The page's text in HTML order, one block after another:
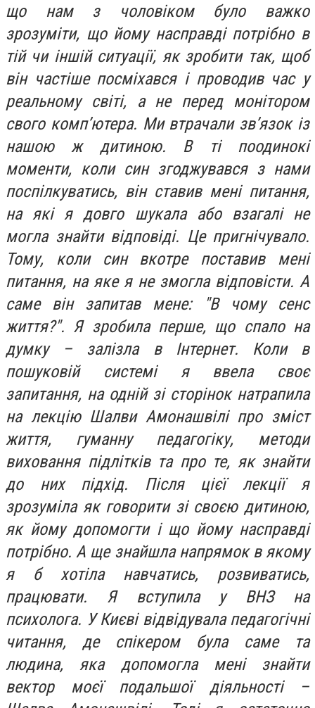
що нам з чоловіком було важко
зрозуміти, що йому насправді потрібно в
тій чи іншій ситуації, як зробити так, щоб
він частіше посміхався і проводив час у
реальному світі, а не перед монітором
свого комп’ютера. Ми втрачали зв’язок із
нашою ж дитиною. В ті поодинокі
моменти, коли син згоджувався з нами
поспілкуватись, він ставив мені питання,
на які я довго шукала або взагалі не
могла знайти відповіді. Це пригнічувало.
Тому, коли син вкотре поставив мені
питання, на яке я не змогла відповісти. А
саме він запитав мене: "В чому сенс
життя?". Я зробила перше, що спало на
думку – залізла в Інтернет. Коли в
пошуковій системі я ввела своє
запитання, на одній зі сторінок натрапила
на лекцію Шалви Амонашвілі про зміст
життя, гуманну педагогіку, методи
виховання підлітків та про те, як знайти
до них підхід. Після цієї лекції я
зрозуміла як говорити зі своєю дитиною,
як йому допомогти і що йому насправді
потрібно. А ще знайшла напрямок в якому
я б хотіла навчатись, розвиватись,
працювати. Я вступила у ВНЗ на
психолога. У Києві відвідувала педагогічні
читання, де спікером була саме та
людина, яка допомогла мені знайти
вектор моєї подальшої діяльності –